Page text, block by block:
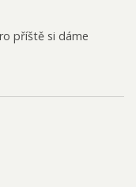
příště si dáme